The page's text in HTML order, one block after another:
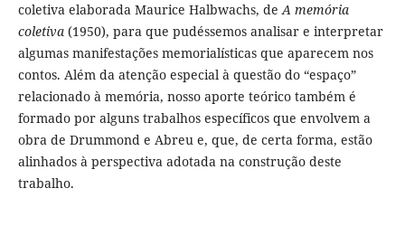
coletiva elaborada Maurice Halbwachs, deA memória
coletiva(1950), para que pudéssemos analisar e interpretar
algumas manifestações memorialísticas que aparecem nos
contos. Além da atenção especial à questão do “espaço”
relacionado à memória, nosso aporte teórico também é
formado por alguns trabalhos específicos que envolvem a
obra de Drummond e Abreu e, que, de certa forma, estão
alinhados à perspectiva adotada na construção deste
trabalho.